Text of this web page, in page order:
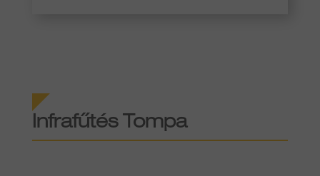
Infrafűtés Tompa